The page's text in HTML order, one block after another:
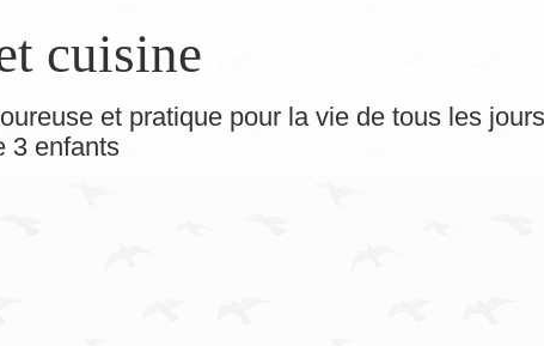
cuisine
et pratique pour la vie de tous les
3 enfants